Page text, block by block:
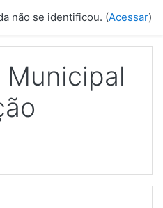
não se identificou. (Acessar)
Municipal